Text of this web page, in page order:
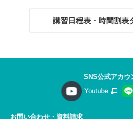
講習日程表・時間割表
SNS公式アカウ
Youtube
お問い合わせ・資料請求